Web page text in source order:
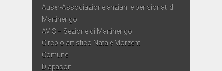
Auser-Associazione anziani e pensionati di
Martinengo
AVIS – Sezione di Martinengo
Circolo artistico Natale Morzenti
Comune
Diapason